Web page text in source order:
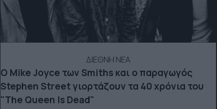
ΔΙΕΘΝΗ ΝΕΑ
Ο Mike Joyce των Smiths και o παραγωγός
Stephen Street γιορτάζουν τα 40 χρόνια του
"The Queen Is Dead"